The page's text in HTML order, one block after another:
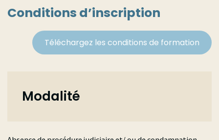
Conditions d’inscription
Téléchargez les conditions de formation
Modalité